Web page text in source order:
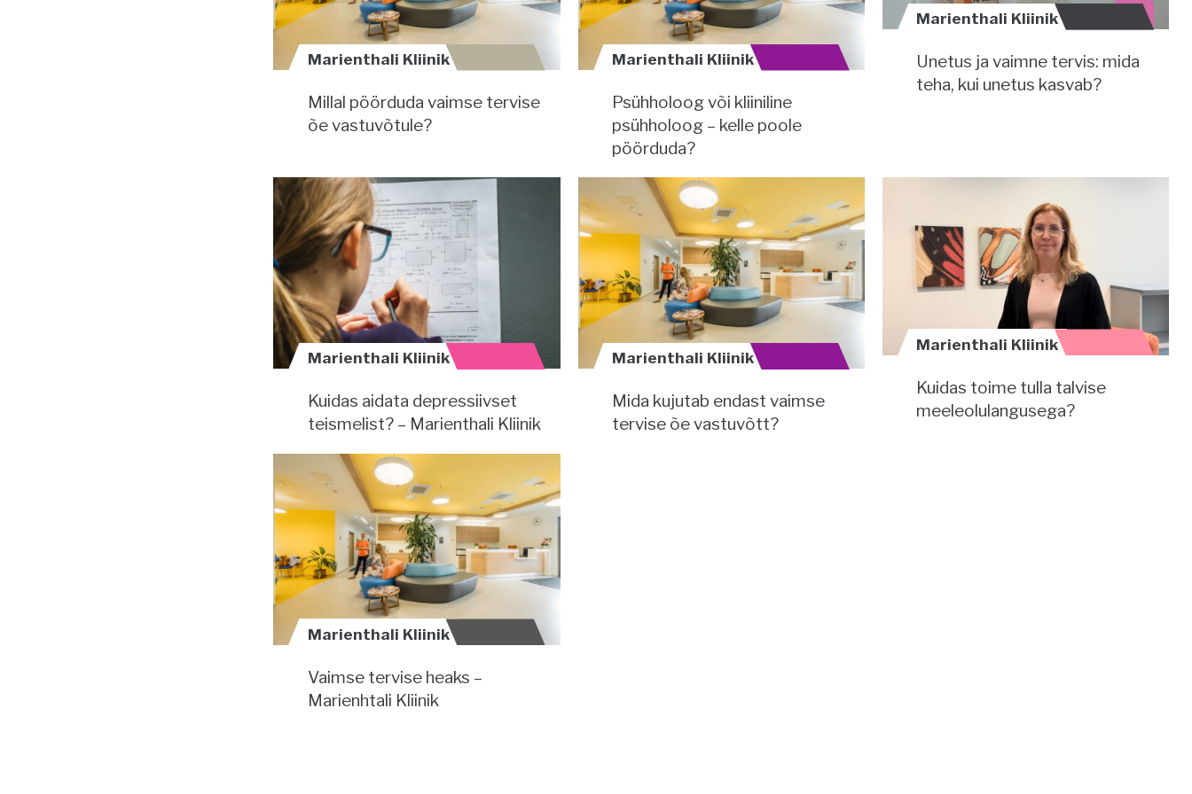
Marienthali Kliinik
Millal pöörduda vaimse tervise
õe vastuvõtule?
Marienthali Kliinik
Psühholoog või kliiniline
psühholoog – kelle poole
pöörduda?
Marienthali Kliinik
Unetus ja vaimne tervis: mida
teha, kui unetus kasvab?
Marienthali Kliinik
Kuidas aidata depressiivset
teismelist? – Marienthali Kliinik
Marienthali Kliinik
Mida kujutab endast vaimse
tervise õe vastuvõtt?
Marienthali Kliinik
Kuidas toime tulla talvise
meeleolulangusega?
Marienthali Kliinik
Vaimse tervise heaks –
Marienhtali Kliinik